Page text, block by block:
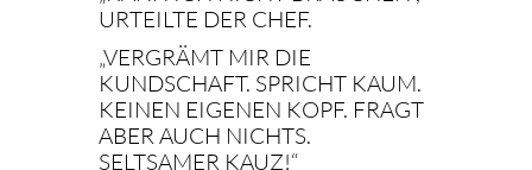
URTEILTE DER CHEF.
„VERGRÄMT MIR DIE
KUNDSCHAFT. SPRICHT KAUM.
KEINEN EIGENEN KOPF. FRAGT
ABER AUCH NICHTS.
SELTSAMER KAUZ!“